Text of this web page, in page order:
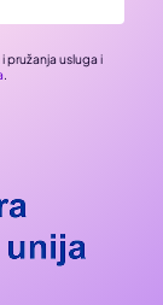
pružanja usluga i
.